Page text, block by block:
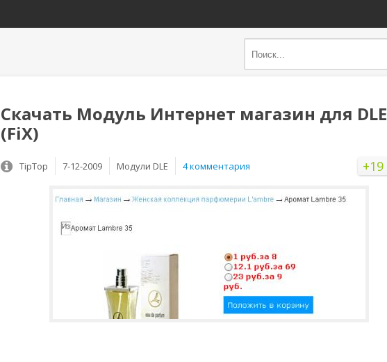
Скачать Модуль Интернет магазин для DLE
(FiX)
+19
TipTop 7-12-2009 Mодули DLE 4 комментария